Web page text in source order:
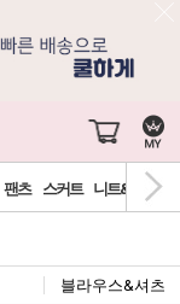
팬츠 스커트 니트&가디건
블라우스&셔츠